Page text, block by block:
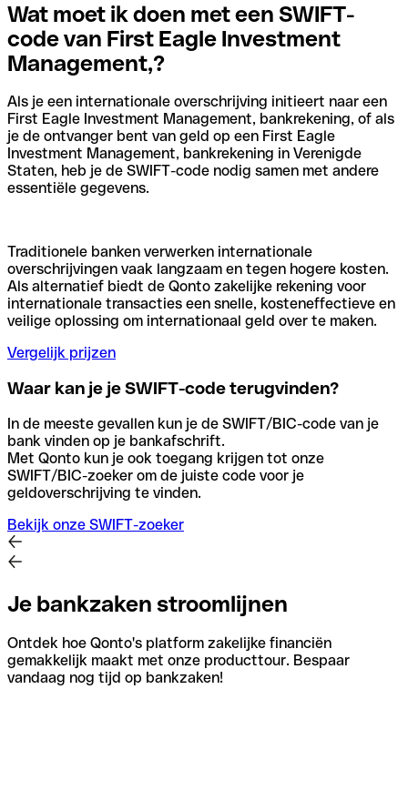
Wat moet ik doen met een SWIFT-
code van First Eagle Investment
Management,?
Als je een internationale overschrijving initieert naar een
First Eagle Investment Management, bankrekening, of als
je de ontvanger bent van geld op een First Eagle
Investment Management, bankrekening in Verenigde
Staten, heb je de SWIFT-code nodig samen met andere
essentiële gegevens.
Traditionele banken verwerken internationale
overschrijvingen vaak langzaam en tegen hogere kosten.
Als alternatief biedt de Qonto zakelijke rekening voor
internationale transacties een snelle, kosteneffectieve en
veilige oplossing om internationaal geld over te maken.
Vergelijk prijzen
Waar kan je je SWIFT-code terugvinden?
In de meeste gevallen kun je de SWIFT/BIC-code van je
bank vinden op je bankafschrift.
Met Qonto kun je ook toegang krijgen tot onze
SWIFT/BIC-zoeker om de juiste code voor je
geldoverschrijving te vinden.
Bekijk onze SWIFT-zoeker
Je bankzaken stroomlijnen
Ontdek hoe Qonto's platform zakelijke financiën
gemakkelijk maakt met onze producttour. Bespaar
vandaag nog tijd op bankzaken!